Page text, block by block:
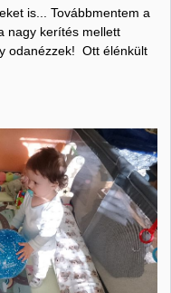
is... Továbbmentem a
nagy kerítés mellett
odanézzek! Ott élénkült